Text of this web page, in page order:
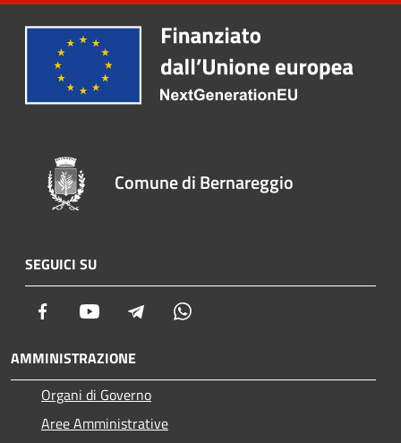
Comune di Bernareggio
SEGUICI SU
Facebook Youtube Telegram
AMMINISTRAZIONE
Organi di Governo
Aree Amministrative